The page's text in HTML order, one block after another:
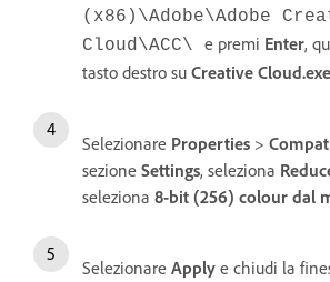
(x86)\Adobe\Adobe
Cloud\ACC\
e premi Enter,
tasto destro su Creative Cloud.exe
Selezionare Properties >
sezione Settings, seleziona
seleziona 8-bit (256) colour dal
Selezionare Apply e chiudi la